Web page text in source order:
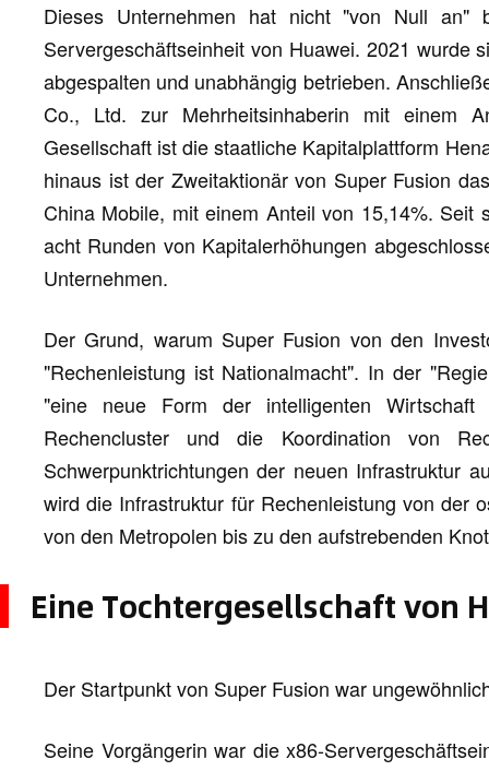
Dieses Unternehmen hat nicht "von Null an"
Servergeschäftseinheit von Huawei. 2021 wurde
abgespalten und unabhängig betrieben.
Co., Ltd. zur Mehrheitsinhaberin mit einem
Gesellschaft ist die staatliche Kapitalplattform
hinaus ist der Zweitaktionär von Super Fusion
China Mobile, mit einem Anteil von 15,14%. Seit
acht Runden von Kapitalerhöhungen
Unternehmen.
Der Grund, warum Super Fusion von den
"Rechenleistung ist Nationalmacht". In der
"eine neue Form der intelligenten
Rechencluster und die Koordination von
Schwerpunktrichtungen der neuen Infrastruktur
wird die Infrastruktur für Rechenleistung von der
von den Metropolen bis zu den aufstrebenden
Eine Tochtergesellschaft von
Der Startpunkt von Super Fusion war
Seine Vorgängerin war die x86-